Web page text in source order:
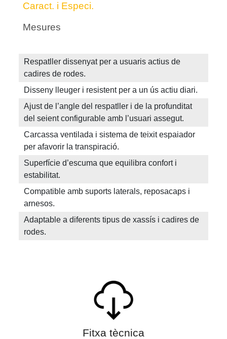
Caract. i Especi.
Mesures
Respatller dissenyat per a usuaris actius de
cadires de rodes.
Disseny lleuger i resistent per a un ús actiu diari.
Ajust de l’angle del respatller i de la profunditat
del seient configurable amb l’usuari assegut.
Carcassa ventilada i sistema de teixit espaiador
per afavorir la transpiració.
Superfície d’escuma que equilibra confort i
estabilitat.
Compatible amb suports laterals, reposacaps i
arnesos.
Adaptable a diferents tipus de xassís i cadires de
rodes.
Fitxa tècnica